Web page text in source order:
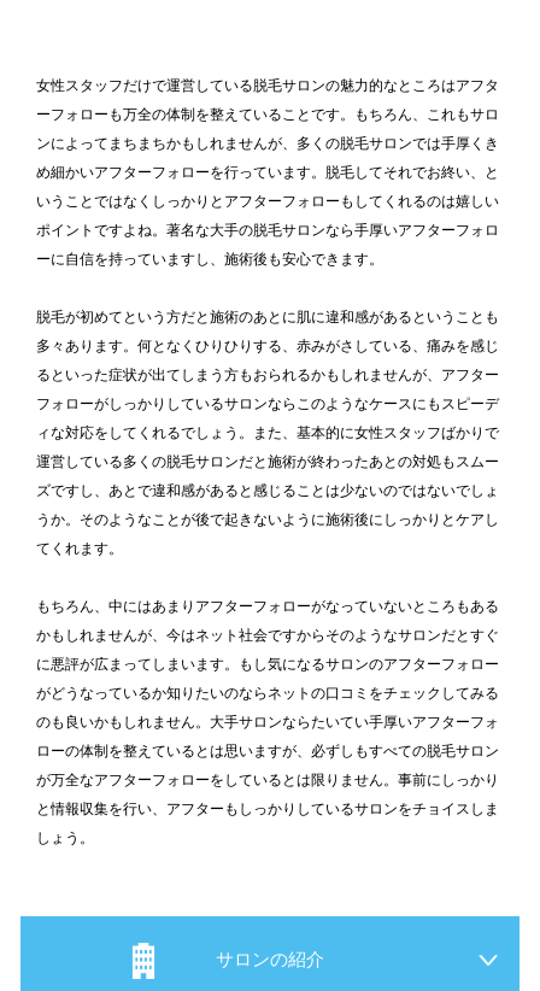
女性スタッフだけで運営している脱毛サロンの魅力的なところはアフタ
ーフォローも万全の体制を整えていることです。もちろん、これもサロ
ンによってまちまちかもしれませんが、多くの脱毛サロンでは手厚くき
め細かいアフターフォローを行っています。脱毛してそれでお終い、と
いうことではなくしっかりとアフターフォローもしてくれるのは嬉しい
ポイントですよね。著名な大手の脱毛サロンなら手厚いアフターフォロ
ーに自信を持っていますし、施術後も安心できます。
脱毛が初めてという方だと施術のあとに肌に違和感があるということも
多々あります。何となくひりひりする、赤みがさしている、痛みを感じ
るといった症状が出てしまう方もおられるかもしれませんが、アフター
フォローがしっかりしているサロンならこのようなケースにもスピーデ
ィな対応をしてくれるでしょう。また、基本的に女性スタッフばかりで
運営している多くの脱毛サロンだと施術が終わったあとの対処もスムー
ズですし、あとで違和感があると感じることは少ないのではないでしょ
うか。そのようなことが後で起きないように施術後にしっかりとケアし
てくれます。
もちろん、中にはあまりアフターフォローがなっていないところもある
かもしれませんが、今はネット社会ですからそのようなサロンだとすぐ
に悪評が広まってしまいます。もし気になるサロンのアフターフォロー
がどうなっているか知りたいのならネットの口コミをチェックしてみる
のも良いかもしれません。大手サロンならたいてい手厚いアフターフォ
ローの体制を整えているとは思いますが、必ずしもすべての脱毛サロン
が万全なアフターフォローをしているとは限りません。事前にしっかり
と情報収集を行い、アフターもしっかりしているサロンをチョイスしま
しょう。
サロンの紹介